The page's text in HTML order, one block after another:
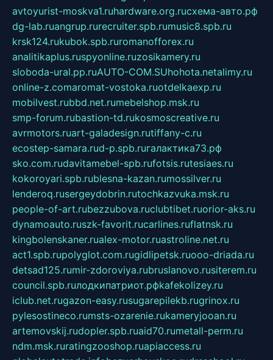
avtoyurist-moskva1.ruhardware.org.ruсхема-авто.рф
dg-lab.ruangrup.rurecruiter.spb.rumusic8.spb.ru
krsk124.rukubok.spb.ruromanofforex.ru
analitikaplus.ruspyonline.ruzosikamery.ru
sloboda-ural.pp.ruAUTO-COM.SUhohota.netalimy.ru
online-z.comaromat-vostoka.ruotdelkaexp.ru
mobilvest.rubbd.net.rumebelshop.msk.ru
smp-forum.rubastion-td.rukosmoscreative.ru
avrmotors.ruart-galadesign.rutiffany-c.ru
ecostep-samara.rud-p.spb.ruгалактика73.рф
sko.com.rudavitamebel-spb.rufotsis.rutesiaes.ru
kokoroyari.spb.rublesna-kazan.rumossilver.ru
lenderoq.rusergeydobrin.rutochkazvuka.msk.ru
people-of-art.rubezzubova.ruclubtibet.ruorior-aks.ru
dynamoauto.ruszk-favorit.rucarlines.ruflatnsk.ru
kingbolenskaner.rualex-motor.ruastroline.net.ru
act1.spb.rupolyglot.com.rugidlipetsk.ruooo-driada.ru
detsad125.rumir-zdoroviya.rubruslanovo.rusiterem.ru
council.spb.ruлодкипатриот.рфkafekolizey.ru
iclub.net.rugazon-easy.rusugarepilekb.rugrinox.ru
pylesostineco.rumsts-ozarenie.rukameryjooan.ru
artemovskij.rudopler.spb.ruaid70.rumetall-perm.ru
ndm.msk.ruratingzooshop.ruapiaccess.ru